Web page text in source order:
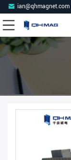
ian@qhmagnet.com